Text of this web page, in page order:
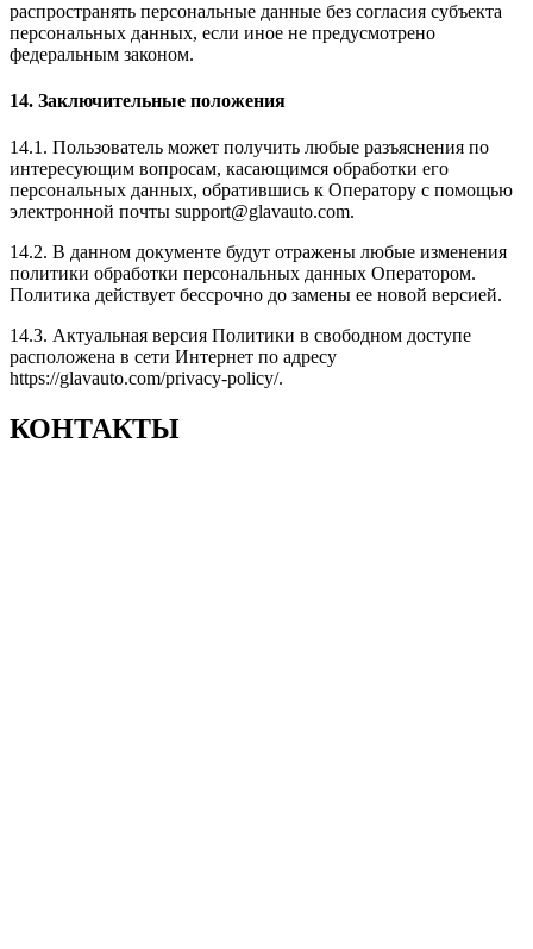
распространять персональные данные без согласия субъекта
персональных данных, если иное не предусмотрено
федеральным законом.
14. Заключительные положения
14.1. Пользователь может получить любые разъяснения по
интересующим вопросам, касающимся обработки его
персональных данных, обратившись к Оператору с помощью
электронной почты support@glavauto.com.
14.2. В данном документе будут отражены любые изменения
политики обработки персональных данных Оператором.
Политика действует бессрочно до замены ее новой версией.
14.3. Актуальная версия Политики в свободном доступе
расположена в сети Интернет по адресу
https://glavauto.com/privacy-policy/.
КОНТАКТЫ